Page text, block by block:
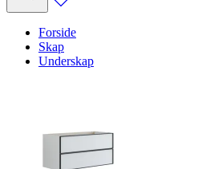
Forside
Skap
Underskap